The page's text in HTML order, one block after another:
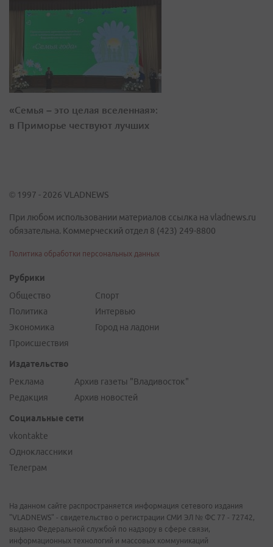
«Семья – это целая вселенная»:
в Приморье чествуют лучших
© 1997 - 2026 VLADNEWS
При любом использовании материалов ссылка на vladnews.ru
обязательна. Коммерческий отдел 8 (423) 249-8800
Политика обработки персональных данных
Рубрики
Общество
Политика
Экономика
Происшествия
Спорт
Интервью
Город на ладони
Издательство
Реклама
Редакция
Архив газеты "Владивосток"
Архив новостей
Социальные сети
vkontakte
Одноклассники
Телеграм
На данном сайте распространяется информация сетевого издания
"VLADNEWS" - свидетельство о регистрации СМИ ЭЛ № ФС 77 - 72742,
выдано Федеральной службой по надзору в сфере связи,
информационных технологий и массовых коммуникаций